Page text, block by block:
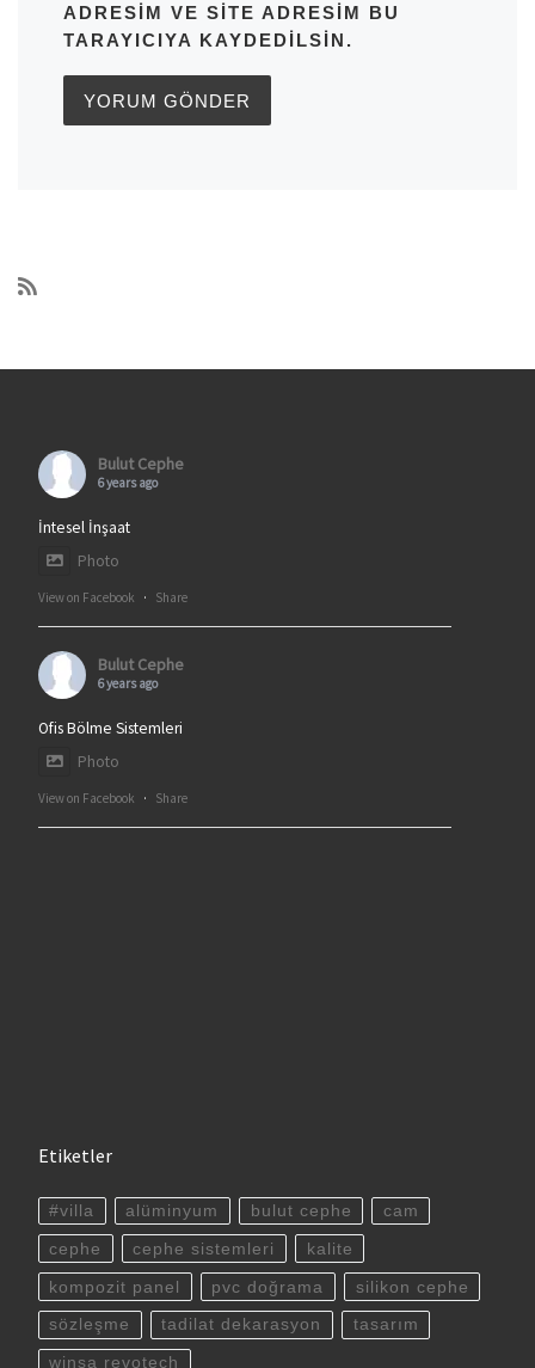
ADRESIM VE SITE ADRESIM BU
TARAYICIYA KAYDEDILSIN.
Bulut Cephe
6 years ago
İntesel İnşaat
Photo
View on Facebook · Share
Bulut Cephe
6 years ago
Ofis Bölme Sistemleri
Photo
View on Facebook · Share
Etiketler
#villa alüminyum bulut cephe cam
cephe cephe sistemleri kalite
kompozit panel pvc doğrama silikon cephe
sözleşme tadilat dekarasyon tasarım
winsa revotech